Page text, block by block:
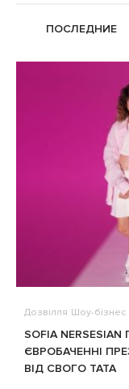
ПОСЛЕДНИЕ
Дозвілля Шоу-бізнес
SOFIA
ЄВРОБАЧЕННІ
ВІД СВОГО ТАТА